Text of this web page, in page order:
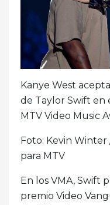
Kanye West
de Taylor Swift en
MTV Video Music
Foto: Kevin Winter
para MTV
En los VMA, Swift
premio Video